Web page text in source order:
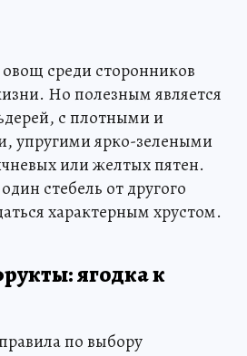
среди сторонников
Но полезным является
с плотными и
упругими ярко-зелеными
или желтых пятен.
стебель от другого
характерным хрустом.
ягодка к
по выбору